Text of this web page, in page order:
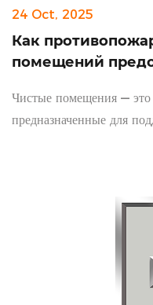
24 Oct, 2025
Как
помещений
Чистые помещения —
предназначенные для